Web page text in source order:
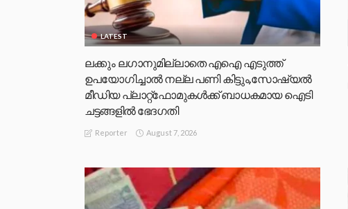
LATEST
ലക്കും ലഗാനുമില്ലാതെ എഐ എടുത്ത്
ഉപയോഗിച്ചാല്‍ നല്ല പണി കിട്ടും,സോഷ്യല്‍
മീഡിയ പ്ലാറ്റ്‌ഫോമുകള്‍ക്ക് ബാധകമായ ഐടി
ചട്ടങ്ങളില്‍ ഭേദഗതി
Reporter August 7, 2026